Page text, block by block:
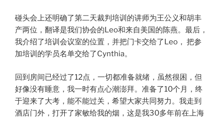
碰头会上还明确了第二天裁判培训的讲师为王公义和胡丰
产两位，翻译是我们协会的Leo和来自美国的陈燕。最后，
我介绍了培训会议室的位置，并把门卡交给了Leo， 把参
加培训的学员名单交给了Cynthia。
回到房间已经过了12点，一切都准备就绪，虽然很困，但
好像没有睡意，我一时有点心潮澎拜。准备了10个月，终
于迎来了大考，能不能过关，希望大家共同努力。我走到
酒店门外，打开了家敏给我的烟，这是我30多年前在上海